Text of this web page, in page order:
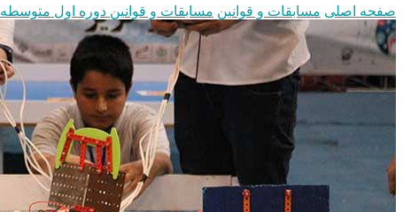
صفحه اصلی مسابقات و قوانین مسابقات و قوانین دوره اول متوسطه